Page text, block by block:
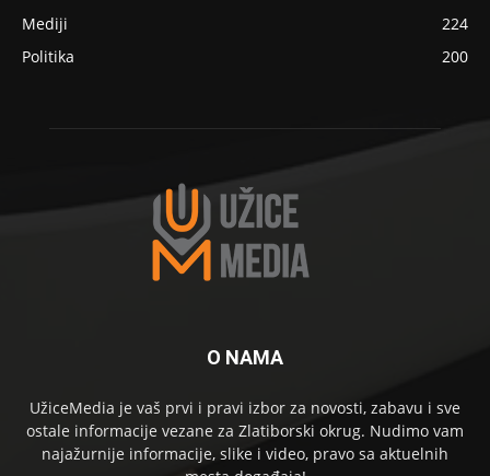
Mediji
224
Politika
200
O NAMA
UžiceMedia je vaš prvi i pravi izbor za novosti, zabavu i sve
ostale informacije vezane za Zlatiborski okrug. Nudimo vam
najažurnije informacije, slike i video, pravo sa aktuelnih